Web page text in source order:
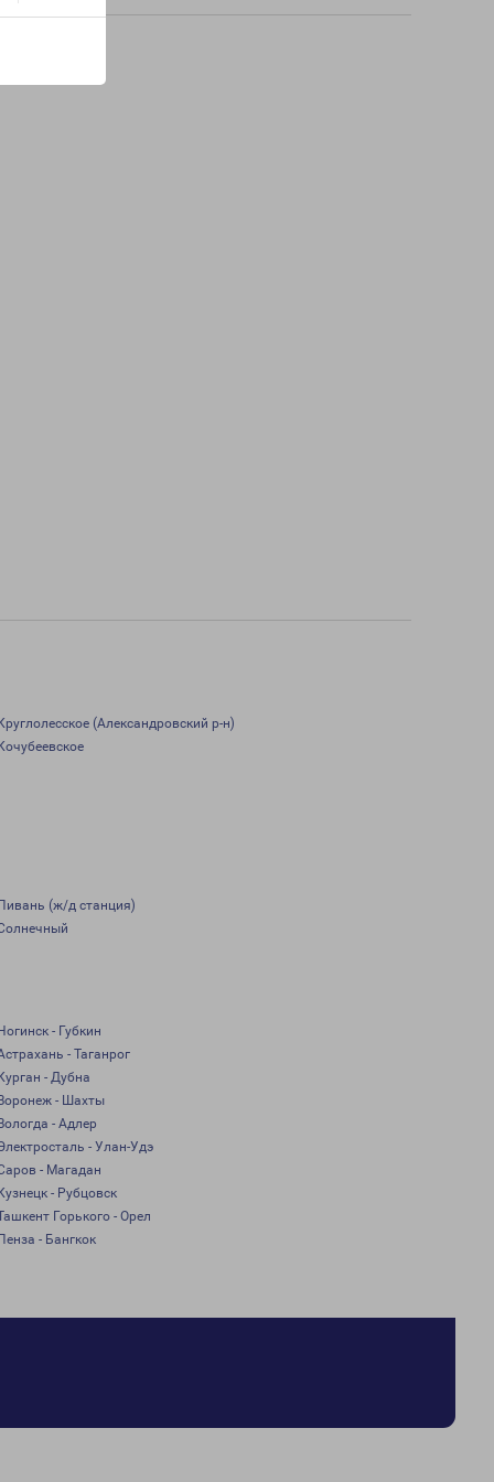
(Александровский р-н)
(ж/д станция)
- Губкин
- Таганрог
- Дубна
- Шахты
- Адлер
- Улан-Удэ
- Магадан
- Рубцовск
Горького - Орел
- Бангкок